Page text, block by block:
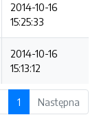
2014-10-16
15:25:33
2014-10-16
15:13:12
1 Następna